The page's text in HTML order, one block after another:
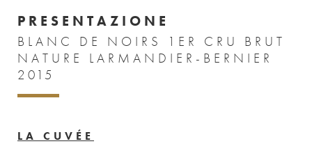
PRESENTAZIONE
BLANC DE NOIRS 1ER CRU BRUT
NATURE LARMANDIER-BERNIER
2015
LA CUVÉE